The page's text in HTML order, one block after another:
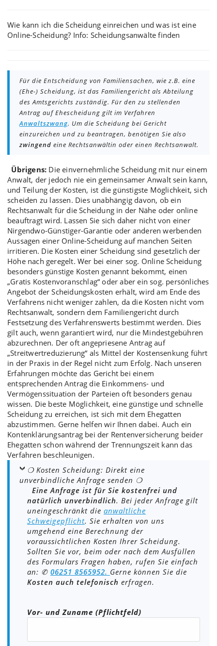
Wie kann ich dieScheidung einreichen und was ist eine
Online-Scheidung? Info: Scheidungsanwälte finden
Für die Entscheidung von Familiensachen, wie z.B. eine
(Ehe-) Scheidung, ist das Familiengericht als Abteilung
des Amtsgerichts zuständig. Für den zu stellenden
Antrag auf Ehescheidung gilt im Verfahren
Anwaltszwang. Um die Scheidung bei Gericht
einzureichen und zu beantragen, benötigen Sie also
zwingend eine Rechtsanwältin oder einen Rechtsanwalt.
Übrigens: Die einvernehmliche Scheidung mit nureinem
Anwalt, der jedoch nie ein gemeinsamer Anwalt sein kann,
und Teilung der Kosten, ist die günstigste Möglichkeit, sich
scheiden zu lassen. Dies unabhängig davon, ob ein
Rechtsanwalt für die Scheidung in der Nähe oder online
beauftragt wird. Lassen Sie sich daher nicht von einer
Nirgendwo-Günstiger-Garantie oder anderenwerbenden
Aussagen einer Online-Scheidung auf manchen Seiten
irritieren. Die Kosten einer Scheidung sind gesetzlich der
Höhe nach geregelt. Wer bei einer sog. Online Scheidung
besonders günstige Kosten genannt bekommt, einen
„Gratis Kostenvoranschlag“ oder aber ein sog. persönliches
Angebot der Scheidungskosten erhält, wird am Ende des
Verfahrens nicht weniger zahlen, da die Kosten nicht vom
Rechtsanwalt, sondern dem Familiengericht durch
Festsetzung desVerfahrenswerts bestimmt werden. Dies
gilt auch, wenn garantiert wird, nur die Mindestgebühren
abzurechnen. Der oft angepriesene Antrag auf
„Streitwertreduzierung“ als Mittel der Kostensenkung führt
in der Praxis in der Regel nicht zum Erfolg. Nach unseren
Erfahrungen möchte das Gericht bei einem
entsprechenden Antrag die Einkommens- und
Vermögenssituation der Parteien oft besonders genau
wissen. Die beste Möglichkeit, eine günstige und schnelle
Scheidungzu erreichen, ist sich mit dem Ehegatten
abzustimmen. Gerne helfen wir Ihnen dabei. Auch ein
Kontenklärungsantrag bei der Rentenversicherung beider
Ehegatten schon während der Trennungszeit kann das
Verfahren beschleunigen.
❍ Kosten Scheidung: Direkt eine
unverbindliche Anfrage senden ❍
Eine Anfrage ist für Sie kostenfrei und
natürlich unverbindlich. Bei jeder Anfrage gilt
uneingeschränkt die anwaltliche
Schweigepflicht. Sie erhalten von uns
umgehend eine Berechnung der
voraussichtlichen Kosten Ihrer Scheidung.
Sollten Sie vor, beim oder nach dem Ausfüllen
des Formulars Fragen haben, rufen Sie einfach
an: ✆ 06251 8565952. Gerne können Sie die
Kosten auch telefonisch erfragen.
Vor- und Zuname (Pflichtfeld)